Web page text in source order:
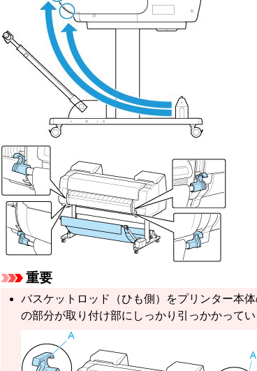
重要
バスケットロッド（ひも側）
をプリンター本
の部分が取り付け部にしっかり引っかかって